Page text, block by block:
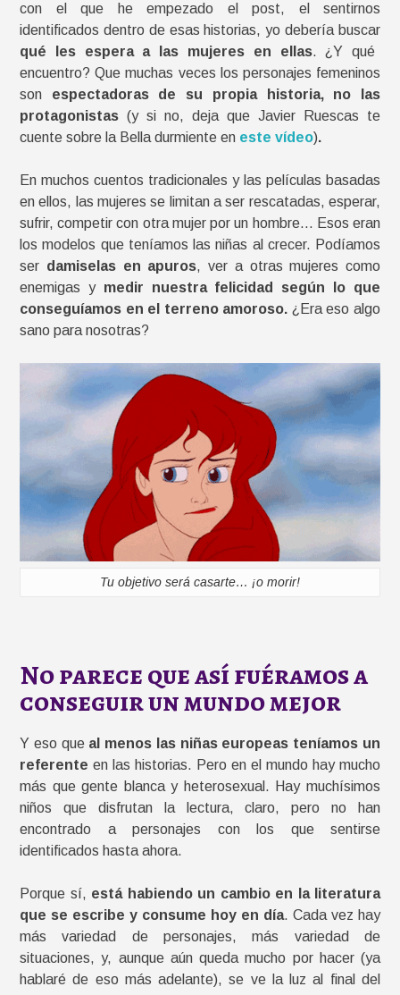
con el que he empezado el post, el sentirnos
identificados dentro de esas historias, yo debería buscar
qué les espera a las mujeres en ellas. ¿Y qué
encuentro? Que muchas veces los personajes femeninos
son espectadoras de su propia historia, no las
protagonistas (y si no, deja que Javier Ruescas te
cuente sobre la Bella durmiente en este vídeo).
En muchos cuentos tradicionales y las películas basadas
en ellos, las mujeres se limitan a ser rescatadas, esperar,
sufrir, competir con otra mujer por un hombre… Esos eran
los modelos que teníamos las niñas al crecer. Podíamos
ser damiselas en apuros, ver a otras mujeres como
enemigas y medir nuestra felicidad según lo que
conseguíamos en el terreno amoroso. ¿Era eso algo
sano para nosotras?
Tu objetivo será casarte… ¡o morir!
No parece que así fuéramos a
conseguir un mundo mejor
Y eso que al menos las niñas europeas teníamos un
referente en las historias. Pero en el mundo hay mucho
más que gente blanca y heterosexual. Hay muchísimos
niños que disfrutan la lectura, claro, pero no han
encontrado a personajes con los que sentirse
identificados hasta ahora.
Porque sí, está habiendo un cambio en la literatura
que se escribe y consume hoy en día. Cada vez hay
más variedad de personajes, más variedad de
situaciones, y, aunque aún queda mucho por hacer (ya
hablaré de eso más adelante), se ve la luz al final del